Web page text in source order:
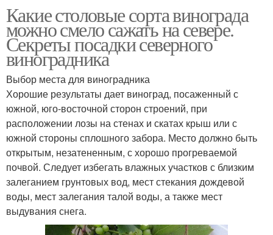
Какие столовые сорта винограда
можно смело сажать на севере.
Секреты посадки северного
виноградника
Выбор места для виноградника
Хорошие результаты дает виноград, посаженный с
южной, юго-восточной сторон строений, при
расположении лозы на стенах и скатах крыш или с
южной стороны сплошного забора. Место должно быть
открытым, незатененным, с хорошо прогреваемой
почвой. Следует избегать влажных участков с близким
залеганием грунтовых вод, мест стекания дождевой
воды, мест залегания талой воды, а также мест
выдувания снега.